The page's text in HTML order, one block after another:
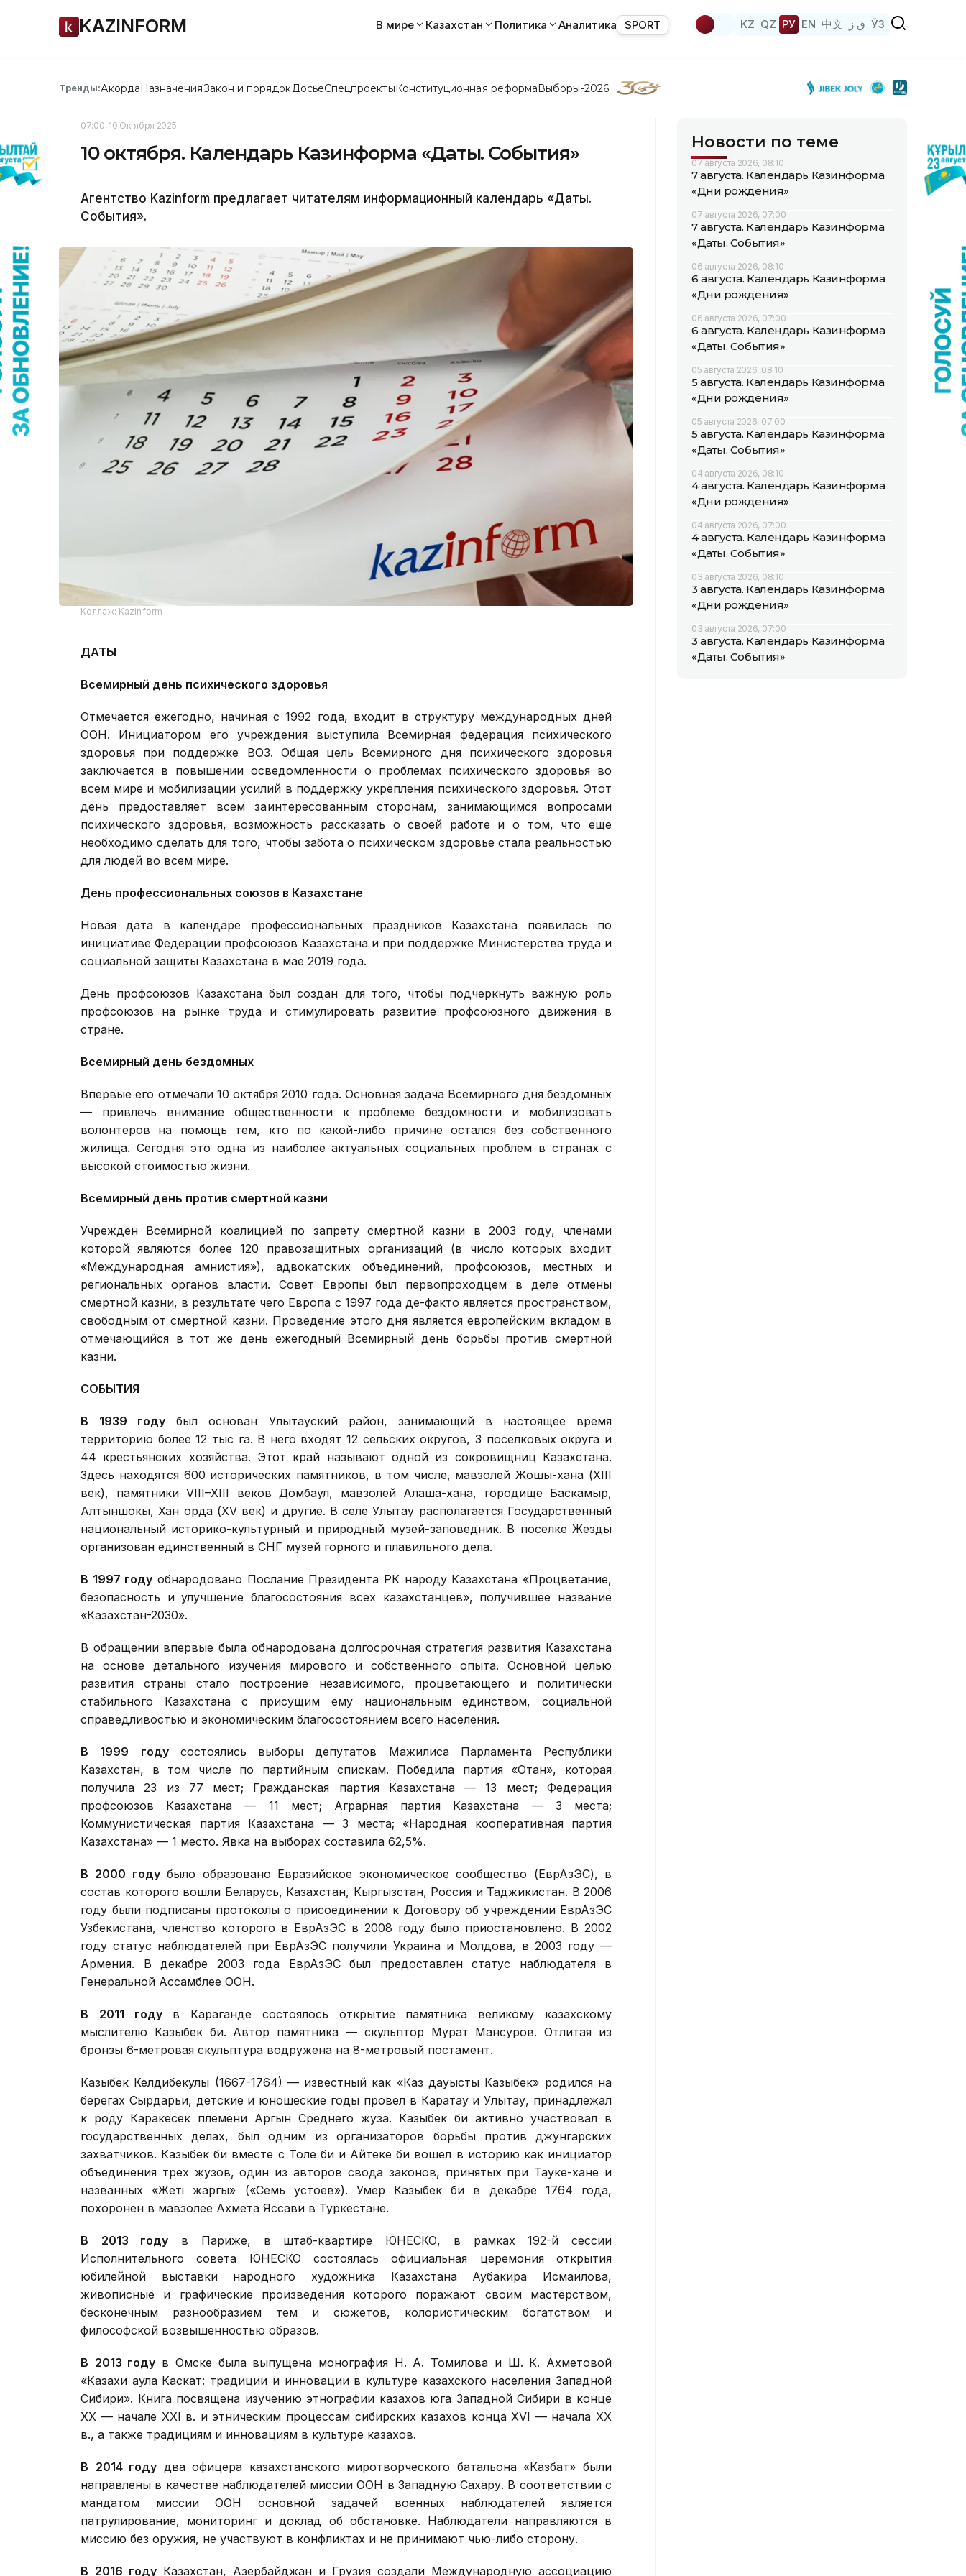
KAZINFORM В мире Казахстан Политика Аналитика SPORT KZ QZ РУ EN 中文 ق ز ЎЗ
Тренды:АкордаНазначенияЗакон и порядок ДосьеСпецпроектыКонституционная реформаВыборы-2026
07:00, 10 Октября 2025
10 октября. Календарь Казинформа «Даты. События»
Агентство Kazinform предлагает читателям информационный календарь «Даты.
События».
Коллаж: Kazinform
ДАТЫ
Всемирный день психического здоровья
Отмечается ежегодно, начиная с 1992 года, входит в структуру международных дней
ООН. Инициатором его учреждения выступила Всемирная федерация психического
здоровья при поддержке ВОЗ. Общая цель Всемирного дня психического здоровья
заключается в повышении осведомленности о проблемах психического здоровья во
всем мире и мобилизации усилий в поддержку укрепления психического здоровья. Этот
день предоставляет всем заинтересованным сторонам, занимающимся вопросами
психического здоровья, возможность рассказать о своей работе и о том, что еще
необходимо сделать для того, чтобы забота о психическом здоровье стала реальностью
для людей во всем мире.
День профессиональных союзов в Казахстане
Новая дата в календаре профессиональных праздников Казахстана появилась по
инициативе Федерации профсоюзов Казахстана и при поддержке Министерства труда и
социальной защиты Казахстана в мае 2019 года.
День профсоюзов Казахстана был создан для того, чтобы подчеркнуть важную роль
профсоюзов на рынке труда и стимулировать развитие профсоюзного движения в
стране.
Всемирный день бездомных
Впервые его отмечали 10 октября 2010 года. Основная задача Всемирного дня бездомных
— привлечь внимание общественности к проблеме бездомности и мобилизовать
волонтеров на помощь тем, кто по какой-либо причине остался без собственного
жилища. Сегодня это одна из наиболее актуальных социальных проблем в странах с
высокой стоимостью жизни.
Всемирный день против смертной казни
Учрежден Всемирной коалицией по запрету смертной казни в 2003 году, членами
которой являются более 120 правозащитных организаций (в число которых входит
«Международная амнистия»), адвокатских объединений, профсоюзов, местных и
региональных органов власти. Совет Европы был первопроходцем в деле отмены
смертной казни, в результате чего Европа с 1997 года де-факто является пространством,
свободным от смертной казни. Проведение этого дня является европейским вкладом в
отмечающийся в тот же день ежегодный Всемирный день борьбы против смертной
казни.
СОБЫТИЯ
В 1939 году был основан Улытауский район, занимающий в настоящее время
территорию более 12 тыс га. В него входят 12 сельских округов, 3 поселковых округа и
44 крестьянских хозяйства. Этот край называют одной из сокровищниц Казахстана.
Здесь находятся 600 исторических памятников, в том числе, мавзолей Жошы-хана (XIII
век), памятники VIII–XIII веков Домбаул, мавзолей Алаша-хана, городище Баскамыр,
Алтыншокы, Хан орда (XV век) и другие. В селе Улытау располагается Государственный
национальный историко-культурный и природный музей-заповедник. В поселке Жезды
организован единственный в СНГ музей горного и плавильного дела.
В 1997 году обнародовано Послание Президента РК народу Казахстана «Процветание,
безопасность и улучшение благосостояния всех казахстанцев», получившее название
«Казахстан-2030».
В обращении впервые была обнародована долгосрочная стратегия развития Казахстана
на основе детального изучения мирового и собственного опыта. Основной целью
развития страны стало построение независимого, процветающего и политически
стабильного Казахстана с присущим ему национальным единством, социальной
справедливостью и экономическим благосостоянием всего населения.
В 1999 годусостоялись выборы депутатов Мажилиса Парламента Республики
Казахстан, в том числе по партийным спискам. Победила партия «Отан», которая
получила 23 из 77 мест; Гражданская партия Казахстана — 13 мест; Федерация
профсоюзов Казахстана — 11 мест; Аграрная партия Казахстана — 3 места;
Коммунистическая партия Казахстана — 3 места; «Народная кооперативная партия
Казахстана» — 1 место. Явка на выборах составила 62,5%.
В 2000 годубыло образовано Евразийское экономическое сообщество (ЕврАзЭС), в
состав которого вошли Беларусь, Казахстан, Кыргызстан, Россия и Таджикистан. В 2006
году были подписаны протоколы о присоединении к Договору об учреждении ЕврАзЭС
Узбекистана, членство которого в ЕврАзЭС в 2008 году было приостановлено. В 2002
году статус наблюдателей при ЕврАзЭС получили Украина и Молдова, в 2003 году —
Армения. В декабре 2003 года ЕврАзЭС был предоставлен статус наблюдателя в
Генеральной Ассамблее ООН.
В 2011 годув Караганде состоялось открытие памятника великому казахскому
мыслителю Казыбек би. Автор памятника — скульптор Мурат Мансуров. Отлитая из
бронзы 6-метровая скульптура водружена на 8-метровый постамент.
Казыбек Келдибекулы (1667-1764) — известный как «Каз дауысты Казыбек» родился на
берегах Сырдарьи, детские и юношеские годы провел в Каратау и Улытау, принадлежал
к роду Каракесек племени Аргын Среднего жуза. Казыбек би активно участвовал в
государственных делах, был одним из организаторов борьбы против джунгарских
захватчиков. Казыбек би вместе с Толе би и Айтеке би вошел в историю как инициатор
объединения трех жузов, один из авторов свода законов, принятых при Тауке-хане и
названных «Жетi жаргы» («Семь устоев»). Умер Казыбек би в декабре 1764 года,
похоронен в мавзолее Ахмета Яссави в Туркестане.
В 2013 году в Париже, в штаб-квартире ЮНЕСКО, в рамках 192-й сессии
Исполнительного совета ЮНЕСКО состоялась официальная церемония открытия
юбилейной выставки народного художника Казахстана Аубакира Исмаилова,
живописные и графические произведения которого поражают своим мастерством,
бесконечным разнообразием тем и сюжетов, колористическим богатством и
философской возвышенностью образов.
В 2013 году в Омске была выпущена монография Н. А. Томилова и Ш. К. Ахметовой
«Казахи аула Каскат: традиции и инновации в культуре казахского населения Западной
Сибири». Книга посвящена изучению этнографии казахов юга Западной Сибири в конце
XX — начале XXI в. и этническим процессам сибирских казахов конца XVI — начала XX
в., а также традициям и инновациям в культуре казахов.
В 2014 году два офицера казахстанского миротворческого батальона «Казбат» были
направлены в качестве наблюдателей миссии ООН в Западную Сахару. В соответствии с
мандатом миссии ООН основной задачей военных наблюдателей является
патрулирование, мониторинг и доклад об обстановке. Наблюдатели направляются в
миссию без оружия, не участвуют в конфликтах и не принимают чью-либо сторону.
В 2016 году Казахстан, Азербайджан и Грузия создали Международную ассоциацию
Новости по теме
07 августа 2026, 08:10
7 августа. Календарь Казинформа
«Дни рождения»
07 августа 2026, 07:00
7 августа. Календарь Казинформа
«Даты. События»
06 августа 2026, 08:10
6 августа. Календарь Казинформа
«Дни рождения»
06 августа 2026, 07:00
6 августа. Календарь Казинформа
«Даты. События»
05 августа 2026, 08:10
5 августа. Календарь Казинформа
«Дни рождения»
05 августа 2026, 07:00
5 августа. Календарь Казинформа
«Даты. События»
04 августа 2026, 08:10
4 августа. Календарь Казинформа
«Дни рождения»
04 августа 2026, 07:00
4 августа. Календарь Казинформа
«Даты. События»
03 августа 2026, 08:10
3 августа. Календарь Казинформа
«Дни рождения»
03 августа 2026, 07:00
3 августа. Календарь Казинформа
«Даты. События»